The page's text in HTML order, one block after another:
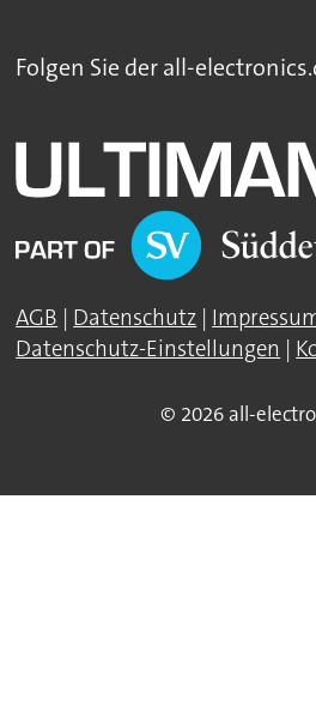
Folgen Sie der all-
AGB | Datenschutz |
Datenschutz-Einstellungen |
© 2026 all-